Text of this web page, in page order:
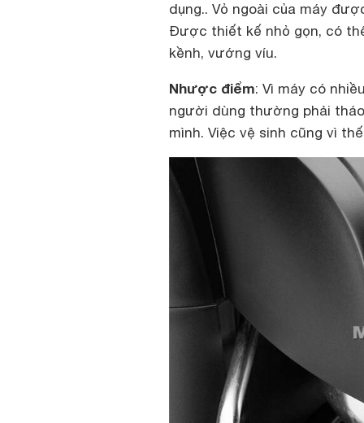
dụng.. Vỏ ngoài của máy
Được thiết kế nhỏ gọn, có
kềnh, vướng víu.
Nhược điểm: Vì máy có
người dùng thường phải
mình. Việc vệ sinh cũng vì